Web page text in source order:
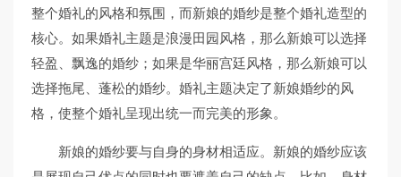
整个婚礼的风格和氛围，而新娘的婚纱是整个婚礼造型的
核心。如果婚礼主题是浪漫田园风格，那么新娘可以选择
轻盈、飘逸的婚纱；如果是华丽宫廷风格，那么新娘可以
选择拖尾、蓬松的婚纱。婚礼主题决定了新娘婚纱的风
格，使整个婚礼呈现出统一而完美的形象。
新娘的婚纱要与自身的身材相适应。新娘的婚纱应该